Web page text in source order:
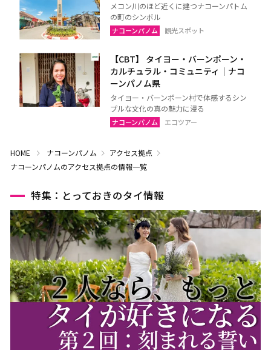
メコン川のほど近くに建つナコーンパトム
の町のシンボル
ナコーンパノム 観光スポット
【CBT】 タイヨー・バーンポーン・
カルチュラル・コミュニティ｜ナコ
ーンパノム県
タイヨー・バーンポーン村で体感するシン
プルな文化の真の魅力に浸る
ナコーンパノム エコツアー
HOME ナコーンパノム
アクセス拠点
ナコーンパノムのアクセス拠点の情報一覧
特集：とっておきのタイ情報